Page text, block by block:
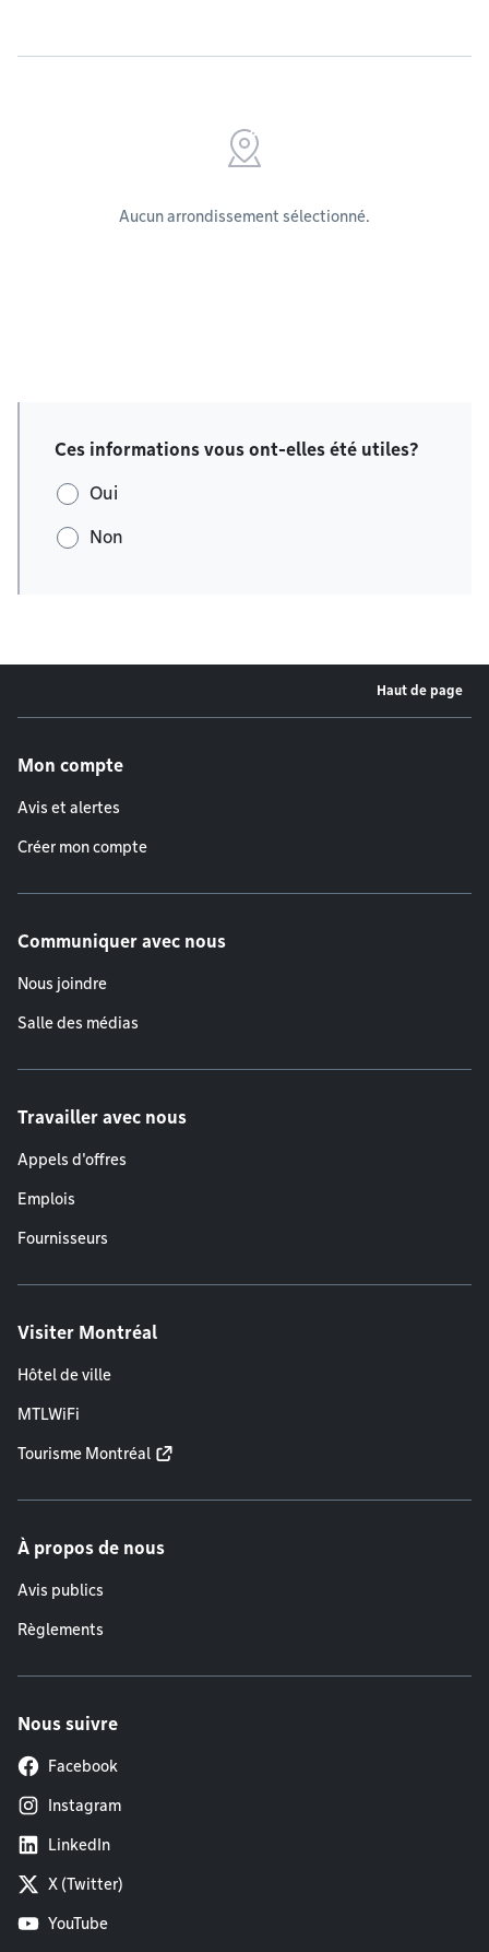
Aucun arrondissement sélectionné.
Ces informations vous ont-elles été utiles?
Oui
Non
Haut de page
Mon compte
Avis et alertes
Créer mon compte
Communiquer avec nous
Nous joindre
Salle des médias
Travailler avec nous
Appels d'offres
Emplois
Fournisseurs
Visiter Montréal
Hôtel de ville
MTLWiFi
Tourisme Montréal
À propos de nous
Avis publics
Règlements
Nous suivre
Facebook
Instagram
LinkedIn
X (Twitter)
YouTube